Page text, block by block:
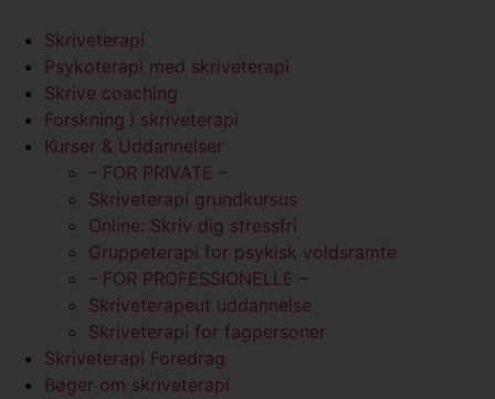
indhold
Skriveterapi
Psykoterapi med skriveterapi
Skrive coaching
Forskning i skriveterapi
Kurser & Uddannelser
– FOR PRIVATE –
Skriveterapi grundkursus
Online: Skriv dig stressfri
Gruppeterapi for psykisk voldsramte
– FOR PROFESSIONELLE –
Skriveterapeut uddannelse
Skriveterapi for fagpersoner
Skriveterapi Foredrag
Bøger om skriveterapi